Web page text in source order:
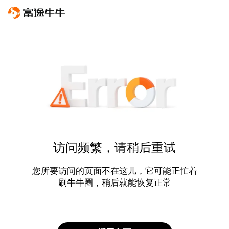
访问频繁，请稍后重试
您所要访问的页面不在这儿，它可能正忙着
刷牛牛圈，稍后就能恢复正常